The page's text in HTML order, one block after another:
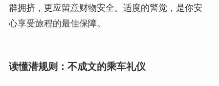
群拥挤，更应留意财物安全。适度的警觉，是你安
心享受旅程的最佳保障。
读懂潜规则：不成文的乘车礼仪